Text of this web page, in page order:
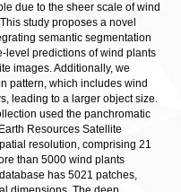
due to the sheer scale of wind
study proposes a novel
semantic segmentation
level predictions of wind plants
images. Additionally, we
pattern, which includes wind
leading to a larger object size.
used the panchromatic
Resources Satellite
resolution, comprising 21
than 5000 wind plants
has 5021 patches,